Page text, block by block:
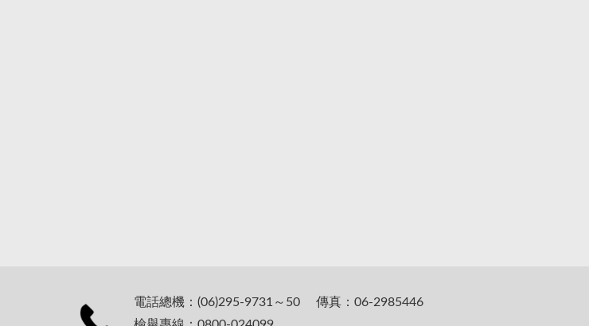
電話總機：(06)295-9731～50 傳真：06-2985446